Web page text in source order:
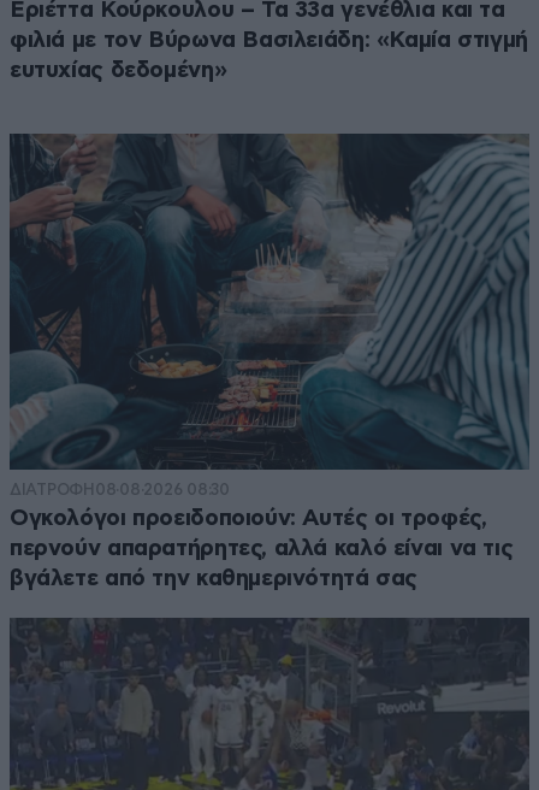
Εριέττα Κούρκουλου – Τα 33α γενέθλια και τα
φιλιά με τον Βύρωνα Βασιλειάδη: «Καμία στιγμή
ευτυχίας δεδομένη»
ΔΙΑΤΡΟΦΗ 08·08·2026 08:30
Ογκολόγοι προειδοποιούν: Αυτές οι τροφές,
περνούν απαρατήρητες, αλλά καλό είναι να τις
βγάλετε από την καθημερινότητά σας